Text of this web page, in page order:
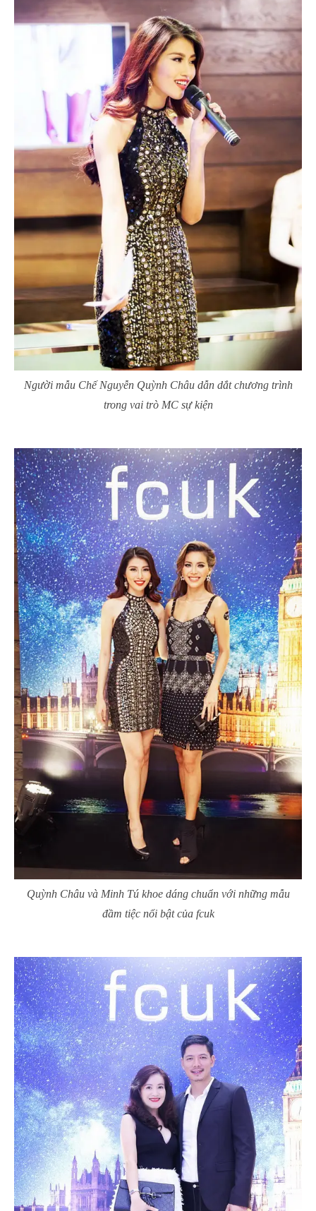
Người mẫu Chế Nguyễn Quỳnh Châu dẫn dắt chương trình
trong vai trò MC sự kiện
Quỳnh Châu và Minh Tú khoe dáng chuẩn với những mẫu
đầm tiệc nổi bật của fcuk